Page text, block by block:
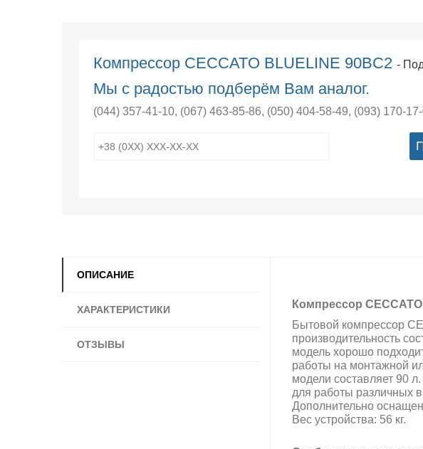
Компрессор CECCATO BLUELINE 90BC2-
Мы с радостью подберём Вам аналог.
(044) 357-41-10, (067) 463-85-86, (050) 404-58-49, (093) 170-
ОПИСАНИЕ
ХАРАКТЕРИСТИКИ
ОТЗЫВЫ
Компрессор
Бытовой компрессор
производительность
модель хорошо
работы на монтажной
модели составляет 90
для работы различных
Дополнительно
Вес устройства: 56 кг.